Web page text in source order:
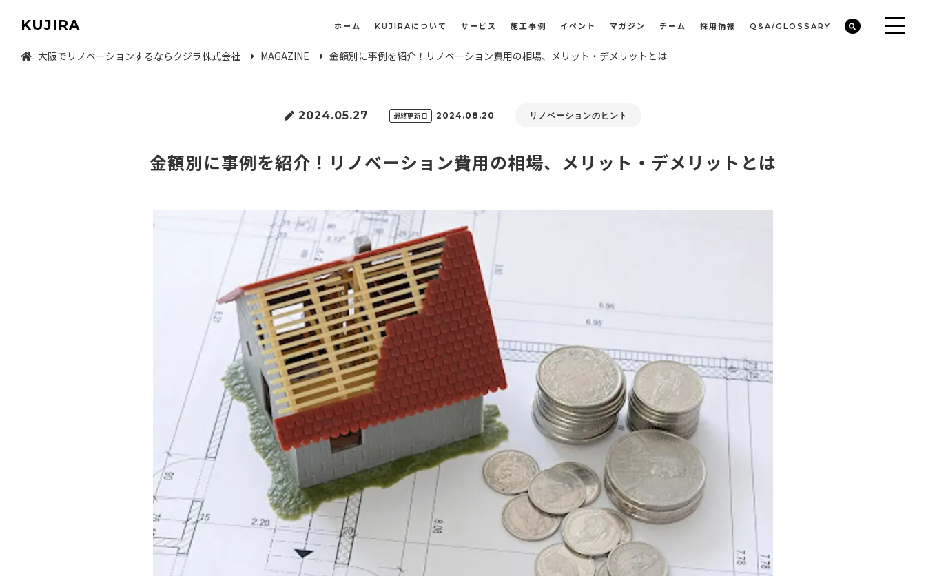
KUJIRA ホーム KUJIRAについて サービス 施工事例 イベント マガジン チーム 採用情報 Q&A/GLOSSARY
大阪でリノベーションするならクジラ株式会社 MAGAZINE 金額別に事例を紹介！リノベーション費用の相場、メリット・デメリットとは
2024.05.27 最終更新日 2024.08.20 リノベーションのヒント
金額別に事例を紹介！リノベーション費用の相場、メリット・デメリットとは